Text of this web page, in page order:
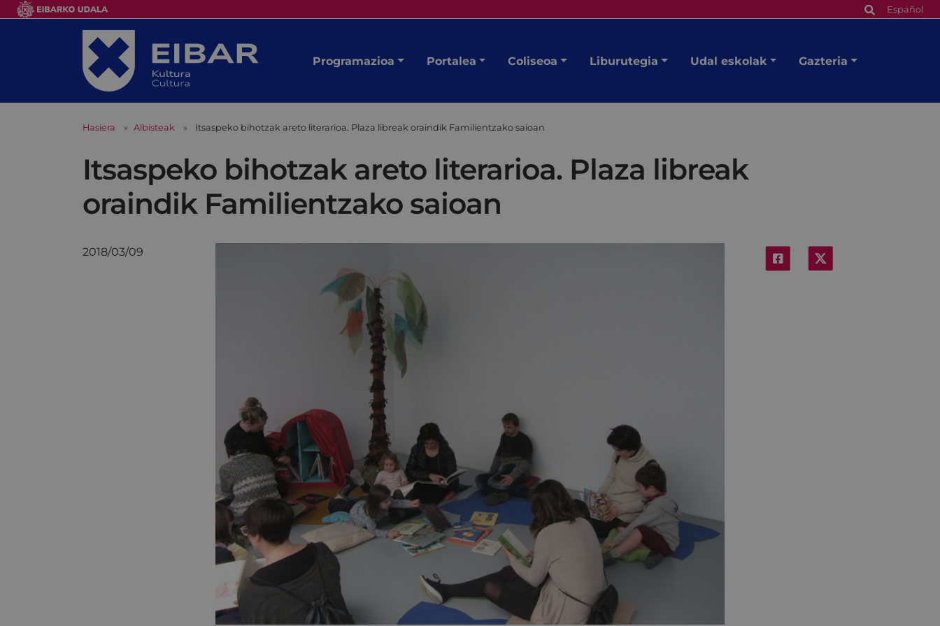
Español
Programazioa Portalea Coliseoa Liburutegia Udal eskolak Gazteria
Hasiera Albisteak Itsaspeko bihotzak areto literarioa. Plaza libreak oraindik Familientzako saioan
Itsaspeko bihotzak areto literarioa. Plaza libreak
oraindik Familientzako saioan
2018/03/09